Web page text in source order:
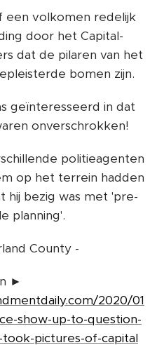
een volkomen redelijk
door het Capital-
dat de pilaren van het
bomen zijn.
geïnteresseerd in dat
onverschrokken!
politieagenten
op het terrein hadden
hij bezig was met 'pre-
planning'.
County -
►
2020/01
show-up-to-question-
pictures-of-capital